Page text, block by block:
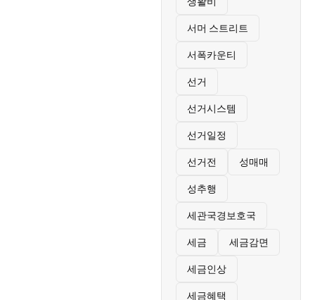
서머 스트리트
서폭카운티
선거
선거시스템
선거일정
선거전 성매매
성추행
세관국경보호국
세금 세금감면
세금인상
세금혜택